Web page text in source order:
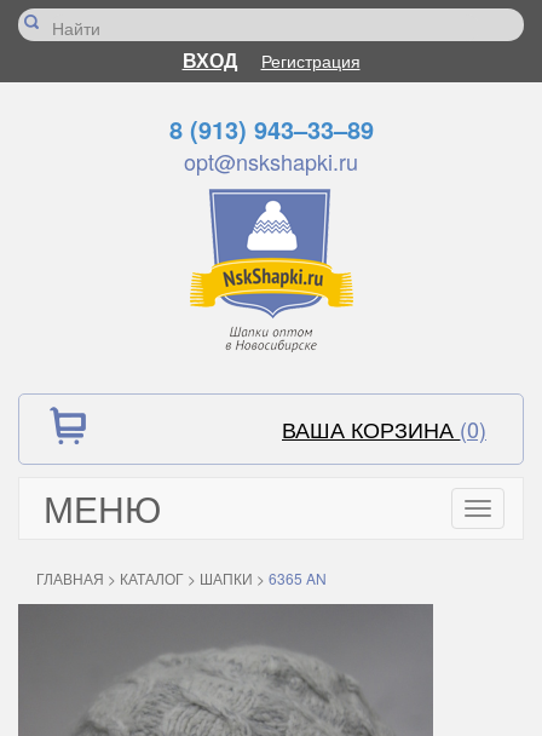
ВХОД Регистрация
8 (913) 943–33–89
opt@nskshapki.ru
ВАША КОРЗИНА (0)
МЕНЮ
Toggle
ГЛАВНАЯ > КАТАЛОГ > ШАПКИ > 6365 AN